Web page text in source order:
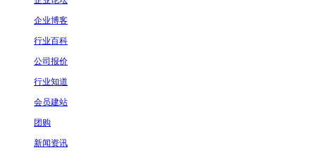
企业博客
行业百科
公司报价
行业知道
会员建站
团购
新闻资讯